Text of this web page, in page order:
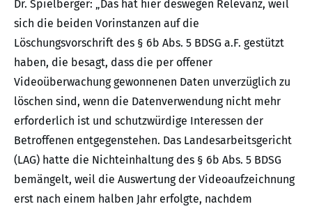
Dr. Spielberger: „Das hat hier deswegen Relevanz, weil
sich die beiden Vorinstanzen auf die
Löschungsvorschrift des § 6b Abs. 5 BDSG a.F. gestützt
haben, die besagt, dass die per offener
Videoüberwachung gewonnenen Daten unverzüglich zu
löschen sind, wenn die Datenverwendung nicht mehr
erforderlich ist und schutzwürdige Interessen der
Betroffenen entgegenstehen. Das Landesarbeitsgericht
(LAG) hatte die Nichteinhaltung des § 6b Abs. 5 BDSG
bemängelt, weil die Auswertung der Videoaufzeichnung
erst nach einem halben Jahr erfolgte, nachdem